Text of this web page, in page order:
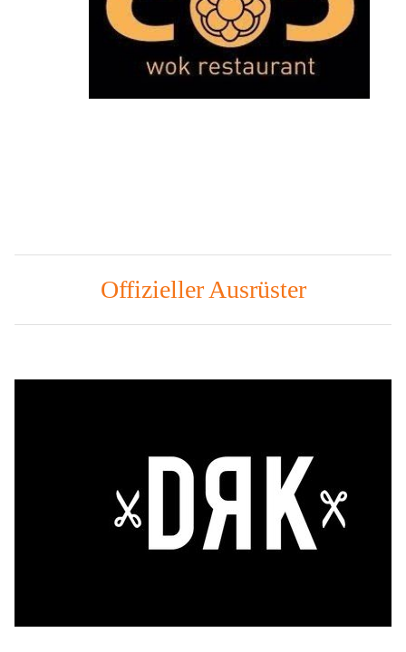
Offizieller Ausrüster